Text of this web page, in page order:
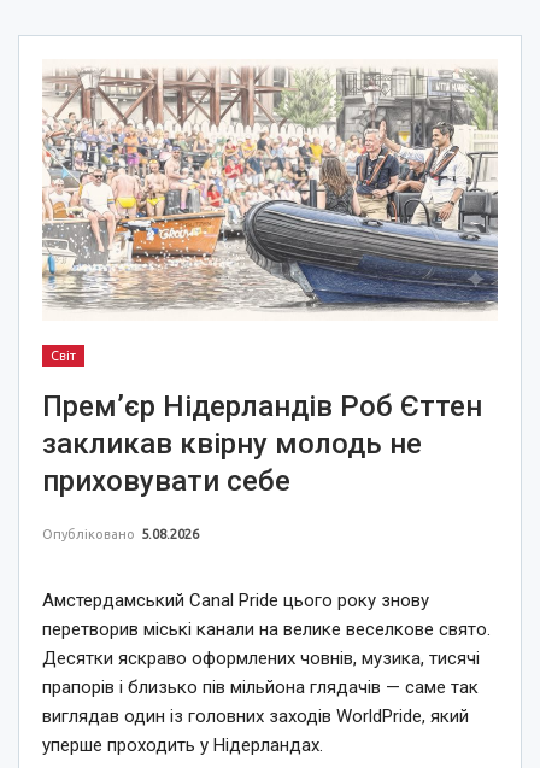
Світ
Прем’єр Нідерландів Роб Єттен
закликав квірну молодь не
приховувати себе
Опубліковано 5.08.2026
Амстердамський Canal Pride цього року знову
перетворив міські канали на велике веселкове свято.
Десятки яскраво оформлених човнів, музика, тисячі
прапорів і близько пів мільйона глядачів — саме так
виглядав один із головних заходів WorldPride, який
уперше проходить у Нідерландах.